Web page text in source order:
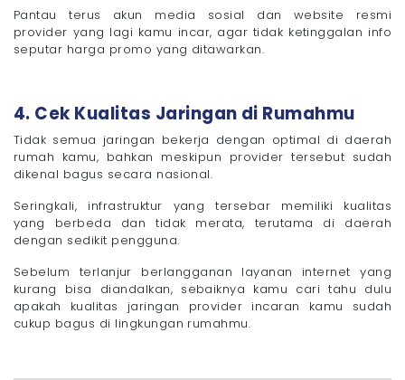
Pantau terus akun media sosial dan website resmi
provider yang lagi kamu incar, agar tidak ketinggalan info
seputar harga promo yang ditawarkan.
4. Cek Kualitas Jaringan di Rumahmu
Tidak semua jaringan bekerja dengan optimal di daerah
rumah kamu, bahkan meskipun provider tersebut sudah
dikenal bagus secara nasional.
Seringkali, infrastruktur yang tersebar memiliki kualitas
yang berbeda dan tidak merata, terutama di daerah
dengan sedikit pengguna.
Sebelum terlanjur berlangganan layanan internet yang
kurang bisa diandalkan, sebaiknya kamu cari tahu dulu
apakah kualitas jaringan provider incaran kamu sudah
cukup bagus di lingkungan rumahmu.